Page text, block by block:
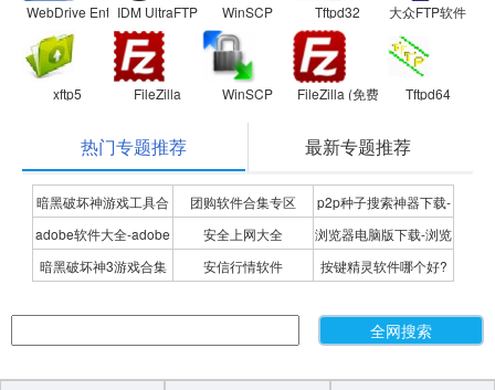
WebDrive EnterpriseIDM UltraFTP WinSCP Tftpd32 大众FTP软件
xftp5 FileZilla WinSCP FileZilla (免费FTP客户端)
Tftpd64
热门专题推荐 最新专题推荐
暗黑破坏神游戏工具合
集
团购软件合集专区
p2p种子搜索神器下载-
P2P种子搜索神器专题
adobe软件大全-adobe
全系列软件下载-adobe
安全上网大全
浏览器电脑版下载-浏览
器下载合集
暗黑破坏神3游戏合集 安信行情软件
按键精灵软件哪个好?